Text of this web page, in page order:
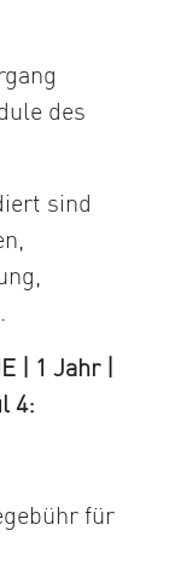
des
sind
| 1 Jahr |
4:
für